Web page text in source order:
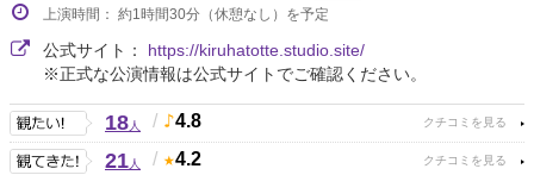
上演時間： 約1時間30分（休憩なし）を予定
公式サイト： https://kiruhatotte.studio.site/
※正式な公演情報は公式サイトでご確認ください。
18人 / 4.8
21人 / 4.2